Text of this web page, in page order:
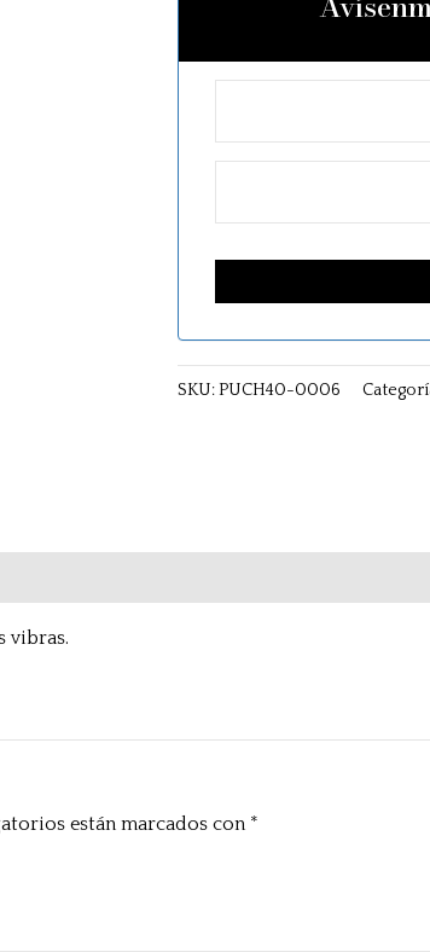
SKU:PUCH40-0006
vibras.
están marcados con *